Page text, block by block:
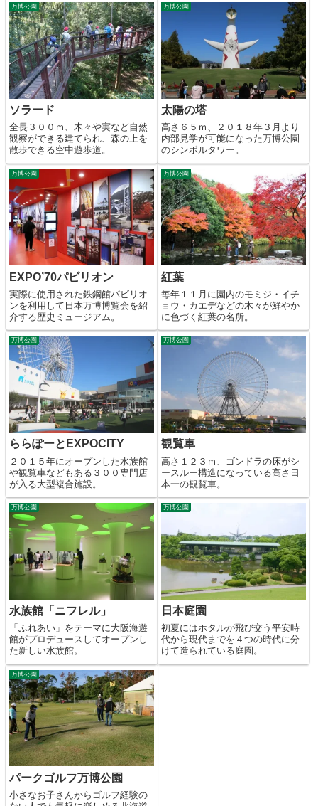
万博公園
ソラード
全長３００ｍ、木々や実など自然
観察ができる建てられ、森の上を
散歩できる空中遊歩道。
万博公園
太陽の塔
高さ６５ｍ、２０１８年３月より
内部見学が可能になった万博公園
のシンボルタワー。
万博公園
EXPO’70パビリオン
実際に使用された鉄鋼館パビリオ
ンを利用して日本万博博覧会を紹
介する歴史ミュージアム。
万博公園
紅葉
毎年１１月に園内のモミジ・イチ
ョウ・カエデなどの木々が鮮やか
に色づく紅葉の名所。
万博公園
ららぽーとEXPOCITY
２０１５年にオープンした水族館
や観覧車などもある３００専門店
が入る大型複合施設。
万博公園
観覧車
高さ１２３ｍ、ゴンドラの床がシ
ースルー構造になっている高さ日
本一の観覧車。
万博公園
水族館「ニフレル」
「ふれあい」をテーマに大阪海遊
館がプロデュースしてオープンし
た新しい水族館。
万博公園
日本庭園
初夏にはホタルが飛び交う平安時
代から現代までを４つの時代に分
けて造られている庭園。
万博公園
パークゴルフ万博公園
小さなお子さんからゴルフ経験の